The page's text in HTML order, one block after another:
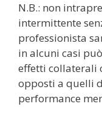
N.B.: non
intermittente
professionista
in alcuni casi
effetti collaterali
opposti a quelli
performance